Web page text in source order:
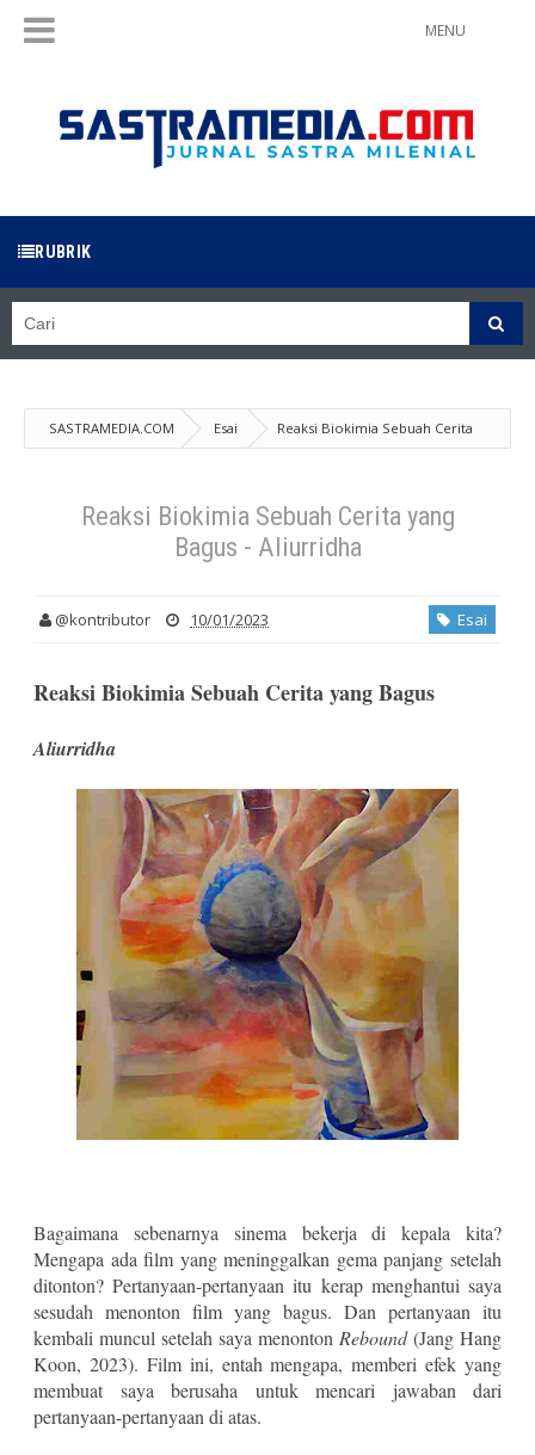
MENU
RUBRIK
SASTRAMEDIA.COM Esai
Reaksi Biokimia Sebuah Cerita
yang Bagus - Aliurridha
Reaksi Biokimia Sebuah Cerita yang
Bagus - Aliurridha
@kontributor 10/01/2023 Esai
Reaksi Biokimia Sebuah Cerita yang Bagus
Aliurridha
Bagaimana sebenarnya sinema bekerja di kepala kita?
Mengapa ada film yang meninggalkan gema panjang setelah
ditonton? Pertanyaan-pertanyaan itu kerap menghantui saya
sesudah menonton film yang bagus. Dan pertanyaan itu
kembali muncul setelah saya menonton Rebound(Jang Hang
Koon, 2023). Film ini, entah mengapa, memberi efek yang
membuat saya berusaha untuk mencari jawaban dari
pertanyaan-pertanyaan di atas.